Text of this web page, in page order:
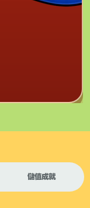
儲值成就